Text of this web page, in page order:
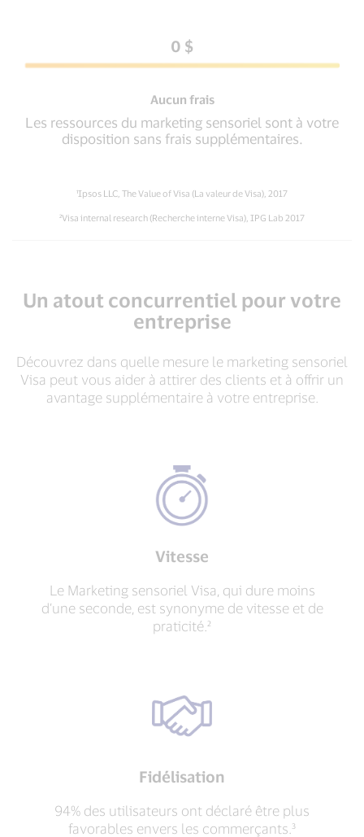
0 $
Aucun frais
Les ressources du marketing sensoriel sont à votre
disposition sans frais supplémentaires.
¹Ipsos LLC, The Value of Visa (La valeur de Visa), 2017
²Visa internal research (Recherche interne Visa), IPG Lab 2017
Un atout concurrentiel pour votre
entreprise
Découvrez dans quelle mesure le marketing sensoriel
Visa peut vous aider à attirer des clients et à offrir un
avantage supplémentaire à votre entreprise.
Vitesse
Le Marketing sensoriel Visa, qui dure moins
d’une seconde, est synonyme de vitesse et de
praticité.²
Fidélisation
94% des utilisateurs ont déclaré être plus
favorables envers les commerçants.³